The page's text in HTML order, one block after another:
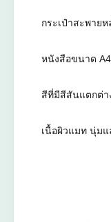
กระเป๋าสะพาย
หนังสือขนาด
สีที่มีสีสันแตกต่า
เนื้อผิวแมท นุ่มแ